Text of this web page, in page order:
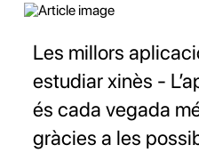
Les millors
estudiar xinès -
és cada vegada
gràcies a les